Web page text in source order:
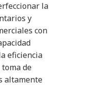
la
y
con
eficiencia
de
altamente